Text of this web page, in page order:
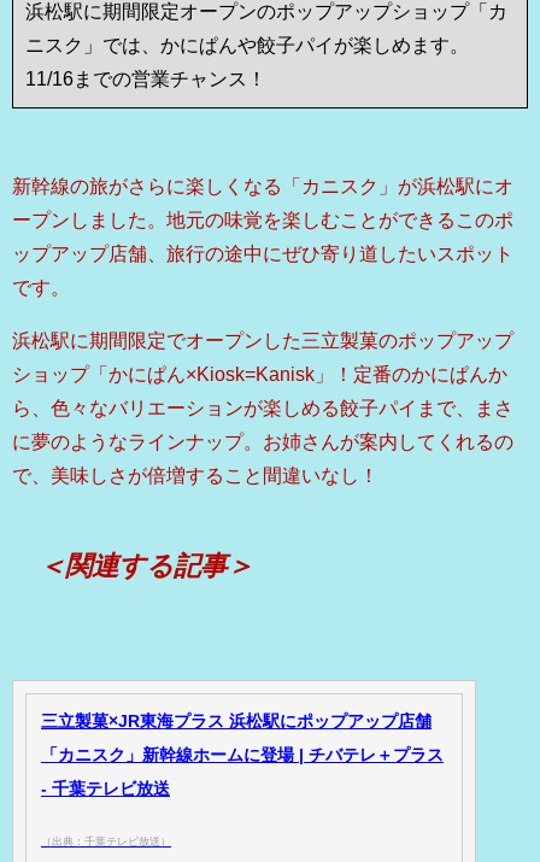
浜松駅に期間限定オープンのポップアップショップ「カ
ニスク」では、かにぱんや餃子パイが楽しめます。
11/16までの営業チャンス！
新幹線の旅がさらに楽しくなる「カニスク」が浜松駅にオ
ープンしました。地元の味覚を楽しむことができるこのポ
ップアップ店舗、旅行の途中にぜひ寄り道したいスポット
です。
浜松駅に期間限定でオープンした三立製菓のポップアップ
ショップ「かにぱん×Kiosk=Kanisk」！定番のかにぱんか
ら、色々なバリエーションが楽しめる餃子パイまで、まさ
に夢のようなラインナップ。お姉さんが案内してくれるの
で、美味しさが倍増すること間違いなし！
＜関連する記事＞
三立製菓×JR東海プラス 浜松駅にポップアップ店舗
「カニスク」新幹線ホームに登場 | チバテレ＋プラス
- 千葉テレビ放送
（出典：千葉テレビ放送）